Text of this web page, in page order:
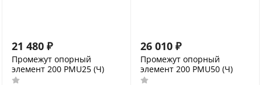
21 480 ₽
Промежут опорный
элемент 200 PMU25 (Ч)
26 010 ₽
Промежут опорный
элемент 200 PMU50 (Ч)